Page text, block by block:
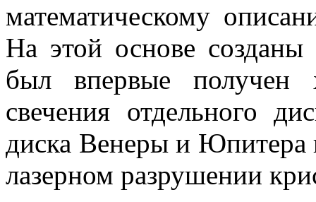
математическому
На этой основе
был впервые получен
свечения отдельного
диска Венеры и Юпитера
лазерном разрушении